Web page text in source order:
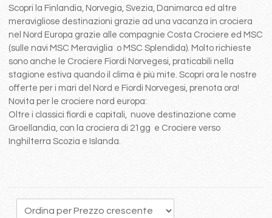
Scopri la Finlandia, Norvegia, Svezia, Danimarca ed altre
meravigliose destinazioni grazie ad una vacanza in crociera
nel Nord Europa grazie alle compagnie Costa Crociere ed MSC
(sulle navi MSC Meraviglia o MSC Splendida). Molto richieste
sono anche le Crociere Fiordi Norvegesi, praticabili nella
stagione estiva quando il clima è più mite. Scopri ora le nostre
offerte per i mari del Nord e Fiordi Norvegesi, prenota ora!
Novita per le crociere nord europa:
Oltre i classici fiordi e capitali, nuove destinazione come
Groellandia, con la crociera di 21gg e Crociere verso
Inghilterra Scozia e Islanda.